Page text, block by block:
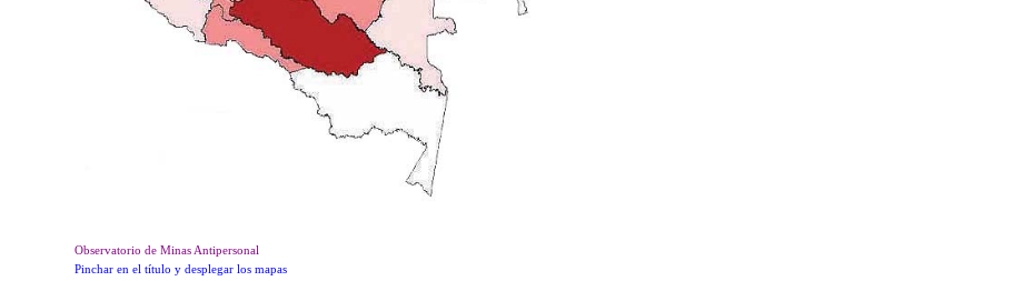
Observatorio de Minas Antipersonal
Pinchar en el título y desplegar los mapas